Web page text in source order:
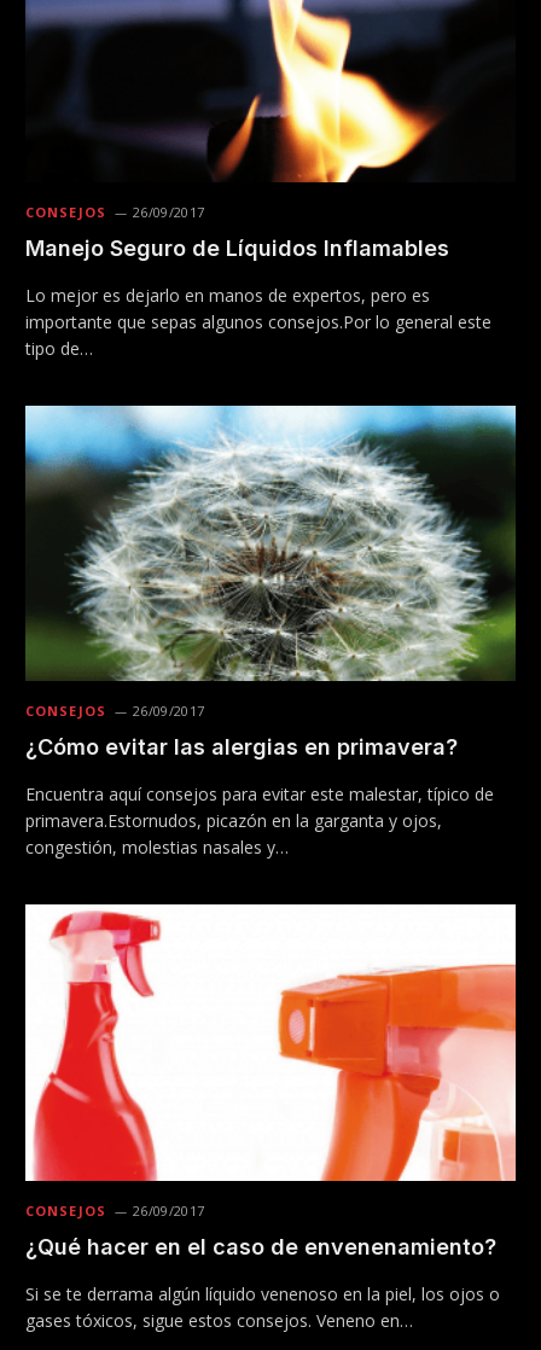
CONSEJOS 26/09/2017
Manejo Seguro de Líquidos Inflamables
Lo mejor es dejarlo en manos de expertos, pero es
importante que sepas algunos consejos.Por lo general este
tipo de…
CONSEJOS 26/09/2017
¿Cómo evitar las alergias en primavera?
Encuentra aquí consejos para evitar este malestar, típico de
primavera.Estornudos, picazón en la garganta y ojos,
congestión, molestias nasales y…
CONSEJOS 26/09/2017
¿Qué hacer en el caso de envenenamiento?
Si se te derrama algún líquido venenoso en la piel, los ojos o
gases tóxicos, sigue estos consejos. Veneno en…